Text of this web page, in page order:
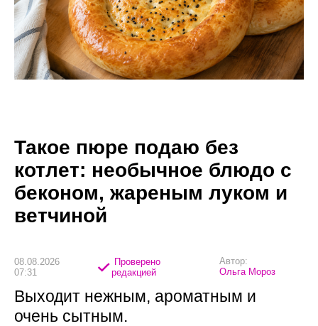
Такое пюре подаю без
котлет: необычное блюдо с
беконом, жареным луком и
ветчиной
08.08.2026
07:31
Проверено
редакцией
Автор:
Ольга Мороз
Выходит нежным, ароматным и
очень сытным.